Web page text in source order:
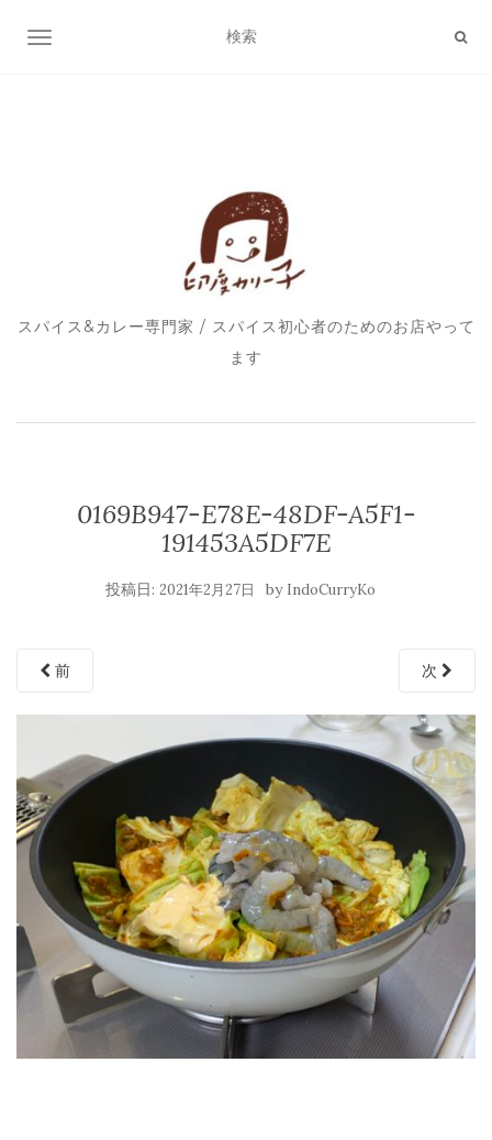
ナビゲーション切り替え
スパイス&カレー専門家 / スパイス初心者のためのお店やって
ます
0169B947-E78E-48DF-A5F1-
191453A5DF7E
投稿日: 2021年2月27日 by IndoCurryKo
前 次